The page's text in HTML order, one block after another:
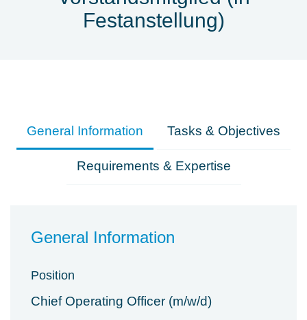
Festanstellung)
General Information Tasks & Objectives
Requirements & Expertise
General Information
Position
Chief Operating Officer (m/w/d)